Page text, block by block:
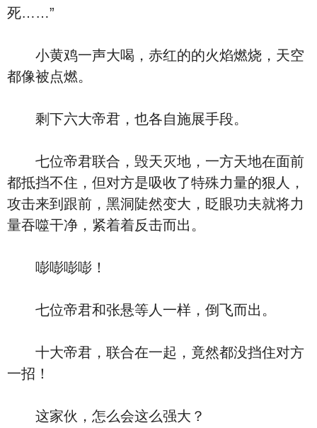
死……”
小黄鸡一声大喝，赤红的的火焰燃烧，天空
都像被点燃。
剩下六大帝君，也各自施展手段。
七位帝君联合，毁天灭地，一方天地在面前
都抵挡不住，但对方是吸收了特殊力量的狠人，
攻击来到跟前，黑洞陡然变大，眨眼功夫就将力
量吞噬干净，紧着着反击而出。
嘭嘭嘭嘭！
七位帝君和张悬等人一样，倒飞而出。
十大帝君，联合在一起，竟然都没挡住对方
一招！
这家伙，怎么会这么强大？